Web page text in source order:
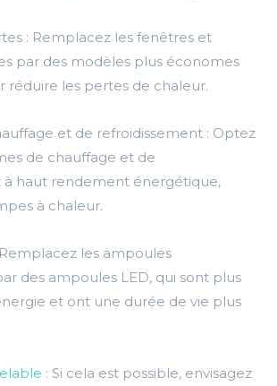
: Remplacez les fenêtres et
par des modèles plus économes
réduire les pertes de chaleur.
et de refroidissement : Optez
de chauffage et de
à haut rendement énergétique,
à chaleur.
les ampoules
des ampoules LED, qui sont plus
et ont une durée de vie plus
: Si cela est possible, envisagez